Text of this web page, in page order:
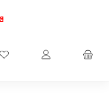
У вас есть товары из